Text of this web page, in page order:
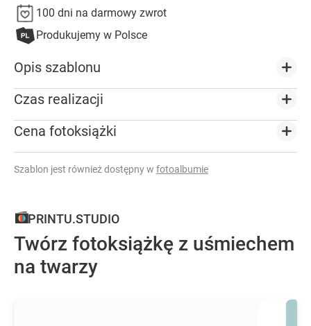
100 dni na darmowy zwrot
Produkujemy w Polsce
Opis szablonu
Czas realizacji
Cena fotoksiążki
Szablon jest również dostępny w fotoalbumie
PRINTU.STUDIO
Twórz fotoksiążkę z uśmiechem
na twarzy